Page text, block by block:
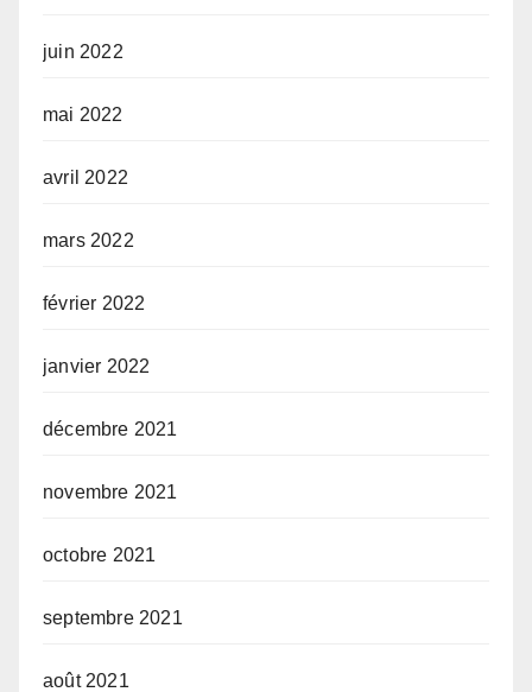
juin 2022
mai 2022
avril 2022
mars 2022
février 2022
janvier 2022
décembre 2021
novembre 2021
octobre 2021
septembre 2021
août 2021